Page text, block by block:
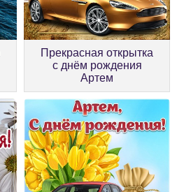
Прекрасная открытка
с днём рождения
Артем